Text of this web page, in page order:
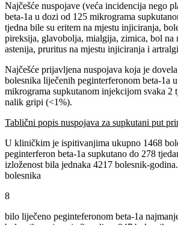
Najčešće nuspojave (veća incidencija nego
beta-1a u dozi od 125 mikrograma
tjedna bile su eritem na mjestu injiciranja,
pireksija, glavobolja, mialgija, zimica, bol na
astenija, pruritus na mjestu injiciranja i
Najčešće prijavljena nuspojava koja je
bolesnika liječenih peginterferonom beta-1a
mikrograma supkutanom injekcijom svaka 2
nalik gripi (<1%).
Tablični popis nuspojava za supkutani put
U kliničkim je ispitivanjima ukupno 1468
peginterferon beta-1a supkutano do 278
izloženost bila jednaka 4217 bolesnik-
bolesnika
8
bilo liječeno peginteferonom beta-1a